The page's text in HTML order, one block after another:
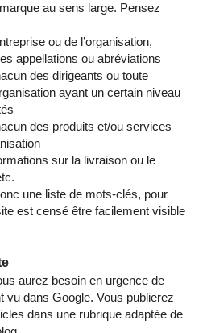
au sens large. Pensez
ou de l’organisation,
appellations ou abréviations
des dirigeants ou toute
ayant un certain niveau
des produits et/ou services
sur la livraison ou le
une liste de mots-clés, pour
est censé être facilement visible
aurez besoin en urgence de
vu dans Google. Vous publierez
dans une rubrique adaptée de